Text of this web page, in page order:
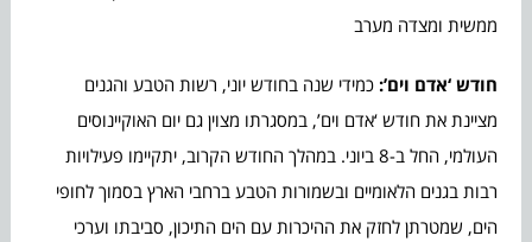
ממשית ומצדה מערב
חודש ‘אדם וים’:כמידי שנה בחודש יוני, רשות הטבע והגנים
מציינת את חודש ‘אדם וים’, במסגרתו מצוין גם יום האוקיינוסים
העולמי, החל ב-8 ביוני. במהלך החודש הקרוב, יתקיימו פעילויות
רבות בגנים הלאומיים ובשמורות הטבע ברחבי הארץ בסמוך לחופי
הים, שמטרתן לחזק את ההיכרות עם הים התיכון, סביבתו וערכי